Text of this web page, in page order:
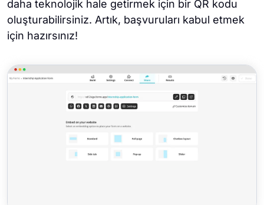
daha teknolojik hale getirmek için bir QR kodu
oluşturabilirsiniz. Artık, başvuruları kabul etmek
için hazırsınız!